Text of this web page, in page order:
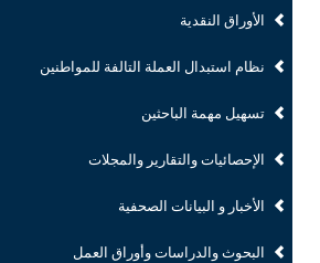
الأوراق النقدية
نظام استبدال العملة التالفة للمواطنين
تسهيل مهمة الباحثين
الإحصائيات والتقارير والمجلات
الأخبار و البيانات الصحفية
البحوث والدراسات وأوراق العمل